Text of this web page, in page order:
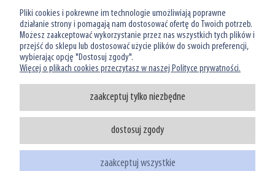
MOJE KONTO
O NAS
tel: (22) 39 00 966
sklep@watermanshop.pl
Pliki cookies i pokrewne im technologie umożliwiają poprawne
działanie strony i pomagają nam dostosować ofertę do Twoich potrzeb.
Możesz zaakceptować wykorzystanie przez nas wszystkich tych plików i
przejść do sklepu lub dostosować użycie plików do swoich preferencji,
wybierając opcję "Dostosuj zgody".
Więcej o plikach cookies przeczytasz w naszej Polityce prywatności.
zaakceptuj tylko niezbędne
dostosuj zgody
zaakceptuj wszystkie